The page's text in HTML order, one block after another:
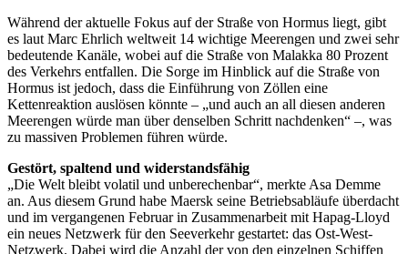
Während der aktuelle Fokus auf der Straße von Hormus liegt, gibt
es laut Marc Ehrlich weltweit 14 wichtige Meerengen und zwei sehr
bedeutende Kanäle, wobei auf die Straße von Malakka 80 Prozent
des Verkehrs entfallen. Die Sorge im Hinblick auf die Straße von
Hormus ist jedoch, dass die Einführung von Zöllen eine
Kettenreaktion auslösen könnte – „und auch an all diesen anderen
Meerengen würde man über denselben Schritt nachdenken“ –, was
zu massiven Problemen führen würde.
Gestört, spaltend und widerstandsfähig
„Die Welt bleibt volatil und unberechenbar“, merkte Asa Demme
an. Aus diesem Grund habe Maersk seine Betriebsabläufe überdacht
und im vergangenen Februar in Zusammenarbeit mit Hapag-Lloyd
ein neues Netzwerk für den Seeverkehr gestartet: das Ost-West-
Netzwerk. Dabei wird die Anzahl der von den einzelnen Schiffen